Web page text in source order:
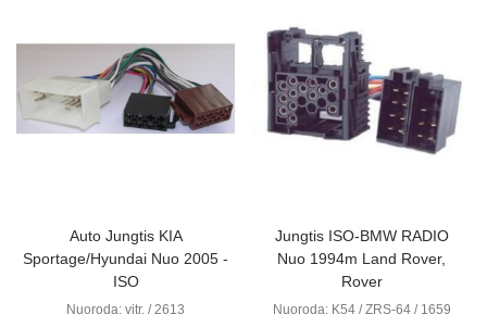
Auto Jungtis KIA
Sportage/Hyundai Nuo 2005 -
ISO
Nuoroda: vitr. / 2613
Jungtis ISO-BMW RADIO
Nuo 1994m Land Rover,
Rover
Nuoroda: K54 / ZRS-64 / 1659